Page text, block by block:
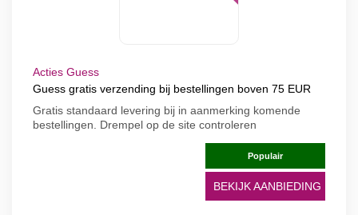
Acties Guess
Guess gratis verzending bij bestellingen boven 75 EUR
Gratis standaard levering bij in aanmerking komende
bestellingen. Drempel op de site controleren
Populair
BEKIJK AANBIEDING